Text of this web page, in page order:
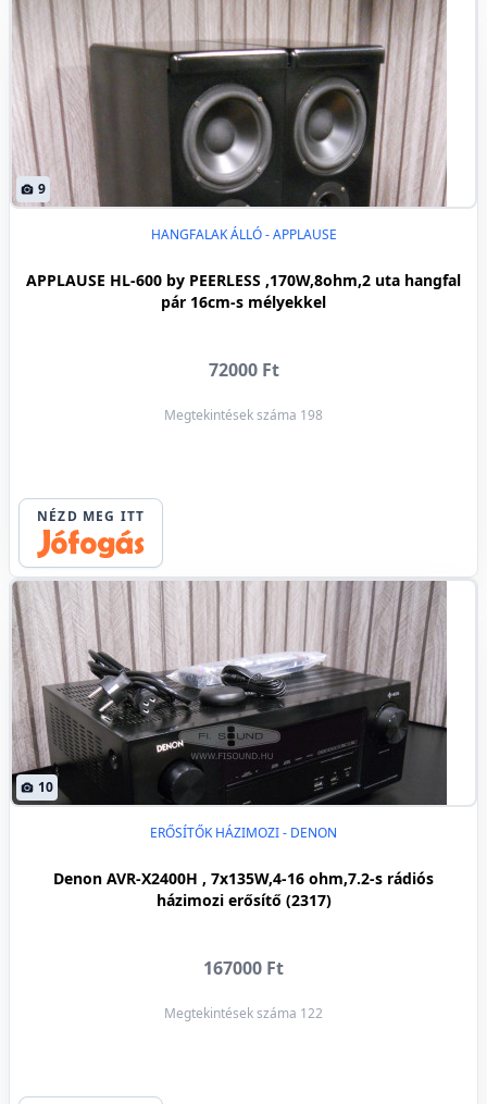
9
HANGFALAK ÁLLÓ - APPLAUSE
APPLAUSE HL-600 by PEERLESS ,170W,8ohm,2 uta hangfal
pár 16cm-s mélyekkel
72000 Ft
Megtekintések száma 198
NÉZD MEG ITT
10
ERŐSÍTŐK HÁZIMOZI - DENON
Denon AVR-X2400H , 7x135W,4-16 ohm,7.2-s rádiós
házimozi erősítő (2317)
167000 Ft
Megtekintések száma 122